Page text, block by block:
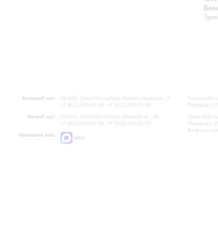
Большой зал:
191186, Санкт-Петербург, Михайловская ул., 2
+7 (812) 240-01-00, +7 (812) 240-01-80
Малый зал:
191011, Санкт-Петербург, Невский пр., 30
+7 (812) 240-01-00, +7 (812) 240-01-70
Напишите нам:
MAX
Часы
Перерыв с
Часы
Перерыв с
Вопросы